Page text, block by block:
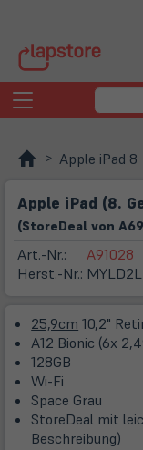
Toggle
navigation
Apple iPad 8
Apple iPad (8.
(StoreDeal von
Art.-Nr.:
Herst.-Nr.:
A91028
25,9cm 10,2"
A12 Bionic (6x
128GB
Wi-Fi
Space Grau
StoreDeal mit
Beschreibung)